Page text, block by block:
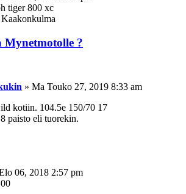
tiger 800 xc
Kaakonkulma
Mynetmotolle ?
» Ma Touko 27, 2019 8:33 am
kotiin. 104.5e 150/70 17
paisto eli tuorekin.
06, 2018 2:57 pm